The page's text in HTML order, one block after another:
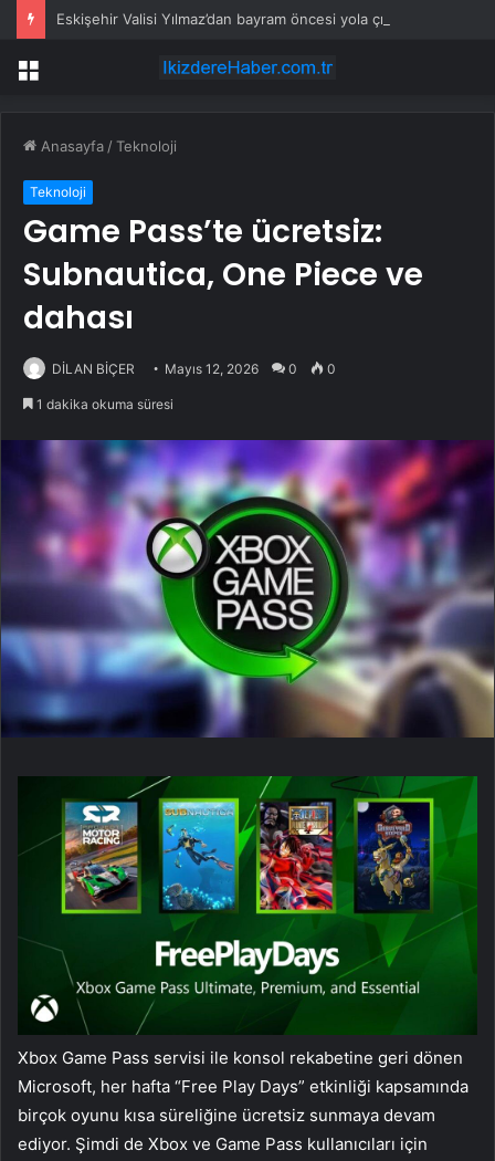
Menü
Anasayfa /Teknoloji
Teknoloji
Game Pass’te ücretsiz:
Subnautica, One Piece ve
dahası
DİLAN BİÇER Mayıs 12, 2026 0 0
1 dakika okuma süresi
Xbox Game Pass servisi ile konsol rekabetine geri dönen
Microsoft, her hafta “Free Play Days” etkinliği kapsamında
birçok oyunu kısa süreliğine ücretsiz sunmaya devam
ediyor. Şimdi de Xbox ve Game Pass kullanıcıları için